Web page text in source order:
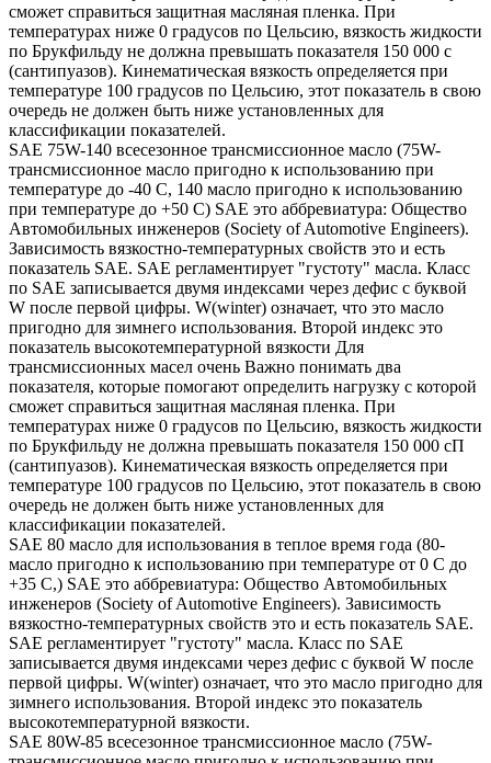
сможет справиться защитная масляная пленка. При
температурах ниже 0 градусов по Цельсию, вязкость жидкости
по Брукфильду не должна превышать показателя 150 000 с
(сантипуазов). Кинематическая вязкость определяется при
температуре 100 градусов по Цельсию, этот показатель в свою
очередь не должен быть ниже установленных для
классификации показателей.
SAE 75W-140 всесезонное трансмиссионное масло (75W-
трансмиссионное масло пригодно к использованию при
температуре до -40 С, 140 масло пригодно к использованию
при температуре до +50 С) SAE это аббревиатура: Общество
Автомобильных инженеров (Society of Automotive Engineers).
Зависимость вязкостно-температурных свойств это и есть
показатель SAE. SAE регламентирует "густоту" масла. Класс
по SAE записывается двумя индексами через дефис с буквой
W после первой цифры. W(winter) означает, что это масло
пригодно для зимнего использования. Второй индекс это
показатель высокотемпературной вязкости Для
трансмиссионных масел очень Важно понимать два
показателя, которые помогают определить нагрузку с которой
сможет справиться защитная масляная пленка. При
температурах ниже 0 градусов по Цельсию, вязкость жидкости
по Брукфильду не должна превышать показателя 150 000 сП
(сантипуазов). Кинематическая вязкость определяется при
температуре 100 градусов по Цельсию, этот показатель в свою
очередь не должен быть ниже установленных для
классификации показателей.
SAE 80 масло для использования в теплое время года (80-
масло пригодно к использованию при температуре от 0 С до
+35 С,) SAE это аббревиатура: Общество Автомобильных
инженеров (Society of Automotive Engineers). Зависимость
вязкостно-температурных свойств это и есть показатель SAE.
SAE регламентирует "густоту" масла. Класс по SAE
записывается двумя индексами через дефис с буквой W после
первой цифры. W(winter) означает, что это масло пригодно для
зимнего использования. Второй индекс это показатель
высокотемпературной вязкости.
SAE 80W-85 всесезонное трансмиссионное масло (75W-